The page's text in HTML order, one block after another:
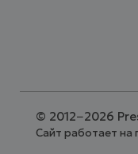
© 2012−2026
Сайт работает на